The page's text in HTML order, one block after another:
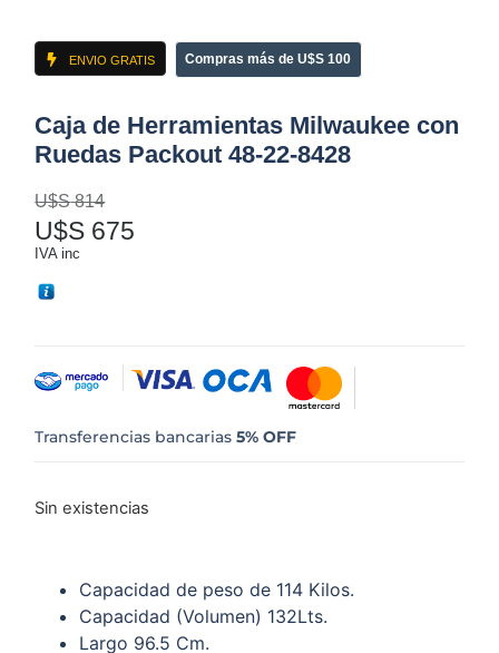
ENVIO GRATIS Compras más de U$S 100
Caja de Herramientas Milwaukee con
Ruedas Packout 48-22-8428
U$S814
U$S 675
IVA inc
Transferencias bancarias5% OFF
Sin existencias
Capacidad de peso de 114 Kilos.
Capacidad (Volumen) 132Lts.
Largo 96.5 Cm.